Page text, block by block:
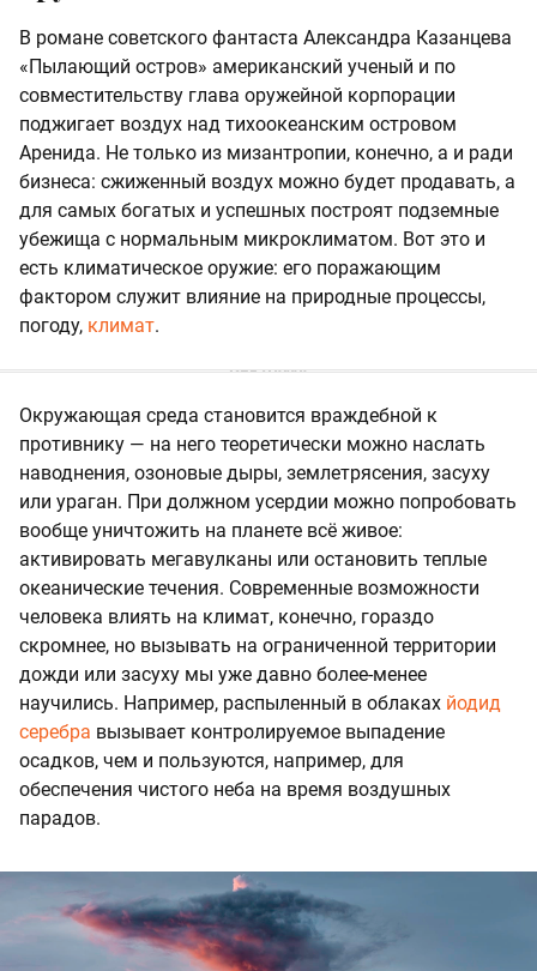
В романе советского фантаста Александра Казанцева
«Пылающий остров» американский ученый и по
совместительству глава оружейной корпорации
поджигает воздух над тихоокеанским островом
Аренида. Не только из мизантропии, конечно, а и ради
бизнеса: сжиженный воздух можно будет продавать, а
для самых богатых и успешных построят подземные
убежища с нормальным микроклиматом. Вот это и
есть климатическое оружие: его поражающим
фактором служит влияние на природные процессы,
погоду, климат.
Окружающая среда становится враждебной к
противнику — на него теоретически можно наслать
наводнения, озоновые дыры, землетрясения, засуху
или ураган. При должном усердии можно попробовать
вообще уничтожить на планете всё живое:
активировать мегавулканы или остановить теплые
океанические течения. Современные возможности
человека влиять на климат, конечно, гораздо
скромнее, но вызывать на ограниченной территории
дожди или засуху мы уже давно более-менее
научились. Например, распыленный в облаках йодид
серебра вызывает контролируемое выпадение
осадков, чем и пользуются, например, для
обеспечения чистого неба на время воздушных
парадов.